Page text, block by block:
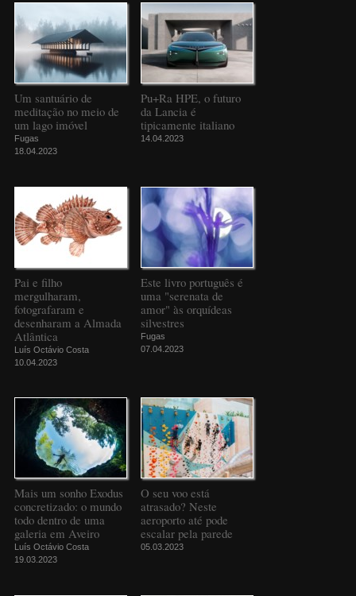
Um santuário de
meditação no meio de
um lago imóvel
Fugas
18.04.2023
Pu+Ra HPE, o futuro
da Lancia é
tipicamente italiano
14.04.2023
Pai e filho
mergulharam,
fotografaram e
desenharam a Almada
Atlântica
Luís Octávio Costa
10.04.2023
Este livro português é
uma "serenata de
amor" às orquídeas
silvestres
Fugas
07.04.2023
Mais um sonho Exodus
concretizado: o mundo
todo dentro de uma
galeria em Aveiro
Luís Octávio Costa
19.03.2023
O seu voo está
atrasado? Neste
aeroporto até pode
escalar pela parede
05.03.2023